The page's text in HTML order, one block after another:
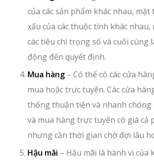
của các sản phẩm khác nhau, mặt
xấu của các thuộc tính khác nhau,
các tiêu chí trọng số và cuối cùng
động đến quyết định.
Mua hàng – Có thể có các cửa
mua hoặc trực tuyến. Các cửa
thống thuận tiện và nhanh chóng
và mua hàng trực tuyến có giá cả
nhưng cần thời gian chờ đợi lâu
Hậu mãi – Hậu mãi là hành vi của